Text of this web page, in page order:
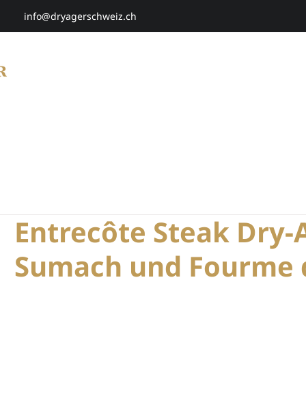
info@dryagerschweiz.ch
Entrecôte Steak
Sumach und Fourme